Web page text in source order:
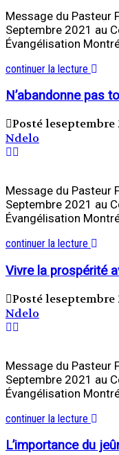
Message du Pasteur
Septembre 2021 au
Évangélisation
continuer la lecture
N’abandonne pas
Posté leseptembre
Ndelo
Message du Pasteur
Septembre 2021 au
Évangélisation
continuer la lecture
Vivre la prospérité
Posté leseptembre
Ndelo
Message du Pasteur
Septembre 2021 au
Évangélisation
continuer la lecture
L’importance du